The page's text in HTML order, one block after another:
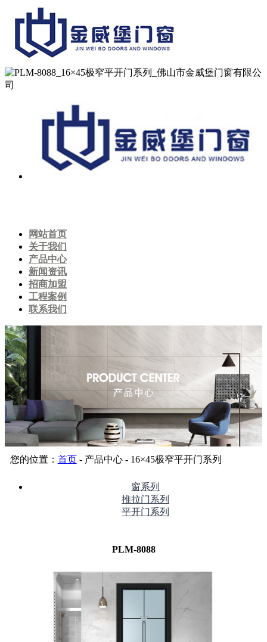
网站首页
关于我们
产品中心
新闻资讯
招商加盟
工程案例
联系我们
您的位置： 首页- 产品中心 - 16×45极窄平开门系列
窗系列
推拉门系列
平开门系列
PLM-8088